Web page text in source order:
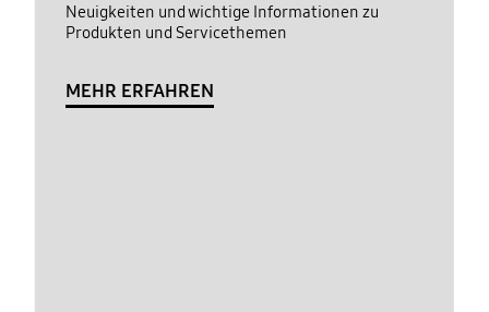
Neuigkeiten und wichtige Informationen zu
Produkten und Servicethemen
MEHR ERFAHREN